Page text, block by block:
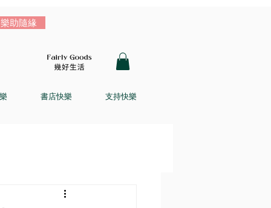
樂助隨緣
書店快樂 支持快樂